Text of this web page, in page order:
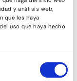
y análisis web,
que les haya
uso que haya hecho